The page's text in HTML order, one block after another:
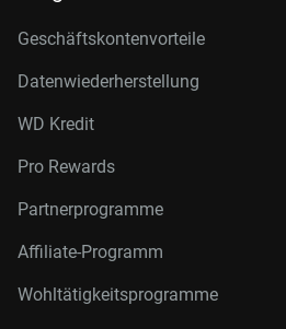
Geschäftskontenvorteile
Datenwiederherstellung
WD Kredit
Pro Rewards
Partnerprogramme
Affiliate-Programm
Wohltätigkeitsprogramme